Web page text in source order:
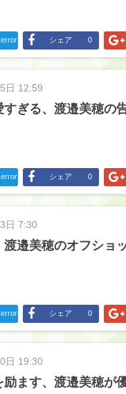
error シェア 0
日 12:59
すぎる、渡邉美穂の
error シェア 0
日 7:30
渡邉美穂のオフショ
error シェア 0
日 19:30
励ます、渡邉美穂が